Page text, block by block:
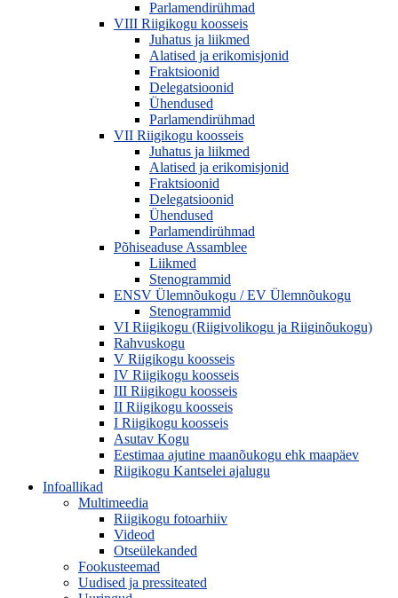
Parlamendirühmad
VIII Riigikogu koosseis
Juhatus ja liikmed
Alatised ja erikomisjonid
Fraktsioonid
Delegatsioonid
Ühendused
Parlamendirühmad
VII Riigikogu koosseis
Juhatus ja liikmed
Alatised ja erikomisjonid
Fraktsioonid
Delegatsioonid
Ühendused
Parlamendirühmad
Põhiseaduse Assamblee
Liikmed
Stenogrammid
ENSV Ülemnõukogu / EV Ülemnõukogu
Stenogrammid
VI Riigikogu (Riigivolikogu ja Riiginõukogu)
Rahvuskogu
V Riigikogu koosseis
IV Riigikogu koosseis
III Riigikogu koosseis
II Riigikogu koosseis
I Riigikogu koosseis
Asutav Kogu
Eestimaa ajutine maanõukogu ehk maapäev
Riigikogu Kantselei ajalugu
Infoallikad
Multimeedia
Riigikogu fotoarhiiv
Videod
Otseülekanded
Fookusteemad
Uudised ja pressiteated